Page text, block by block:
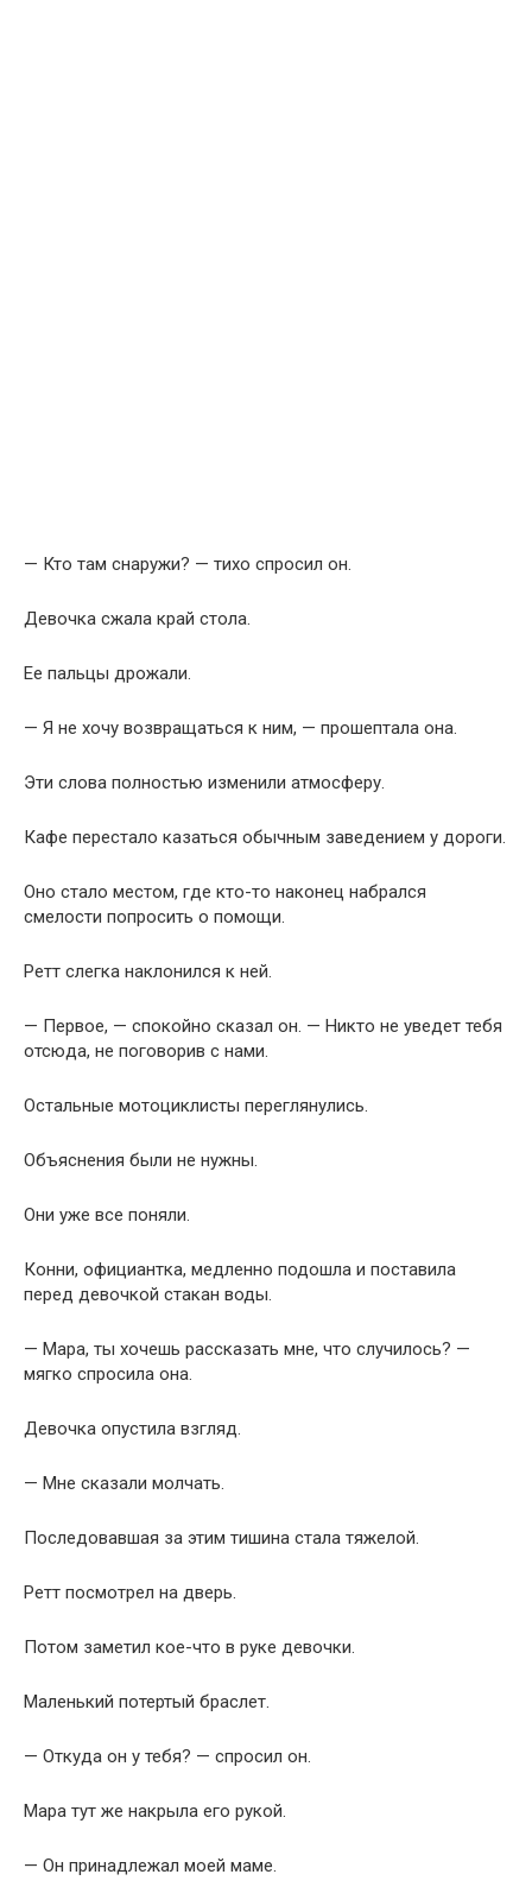
— Кто там снаружи? — тихо спросил он.
Девочка сжала край стола.
Ее пальцы дрожали.
— Я не хочу возвращаться к ним, — прошептала она.
Эти слова полностью изменили атмосферу.
Кафе перестало казаться обычным заведением у дороги.
Оно стало местом, где кто-то наконец набрался
смелости попросить о помощи.
Ретт слегка наклонился к ней.
— Первое, — спокойно сказал он. — Никто не уведет тебя
отсюда, не поговорив с нами.
Остальные мотоциклисты переглянулись.
Объяснения были не нужны.
Они уже все поняли.
Конни, официантка, медленно подошла и поставила
перед девочкой стакан воды.
— Мара, ты хочешь рассказать мне, что случилось? —
мягко спросила она.
Девочка опустила взгляд.
— Мне сказали молчать.
Последовавшая за этим тишина стала тяжелой.
Ретт посмотрел на дверь.
Потом заметил кое-что в руке девочки.
Маленький потертый браслет.
— Откуда он у тебя? — спросил он.
Мара тут же накрыла его рукой.
— Он принадлежал моей маме.